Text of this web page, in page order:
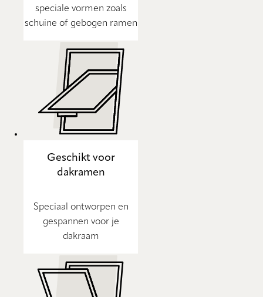
speciale vormen zoals
schuine of gebogen ramen
Geschikt voor
dakramen
Speciaal ontworpen en
gespannen voor je
dakraam